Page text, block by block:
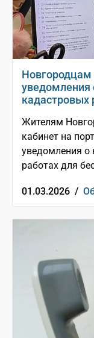
Новгородцам
уведомления
кадастровых
Жителям
кабинет на
уведомления о
работах для
01.03.2026 /